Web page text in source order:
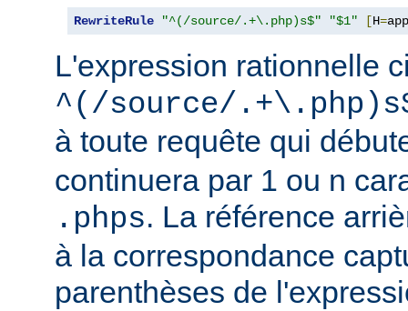
RewriteRule "^(/source/.+\.php)s$" "$1" [H=
L'expression rationnelle
^(/source/
à toute requête qui
continuera par 1 ou n
.phps. La référence
à la correspondance
parenthèses de